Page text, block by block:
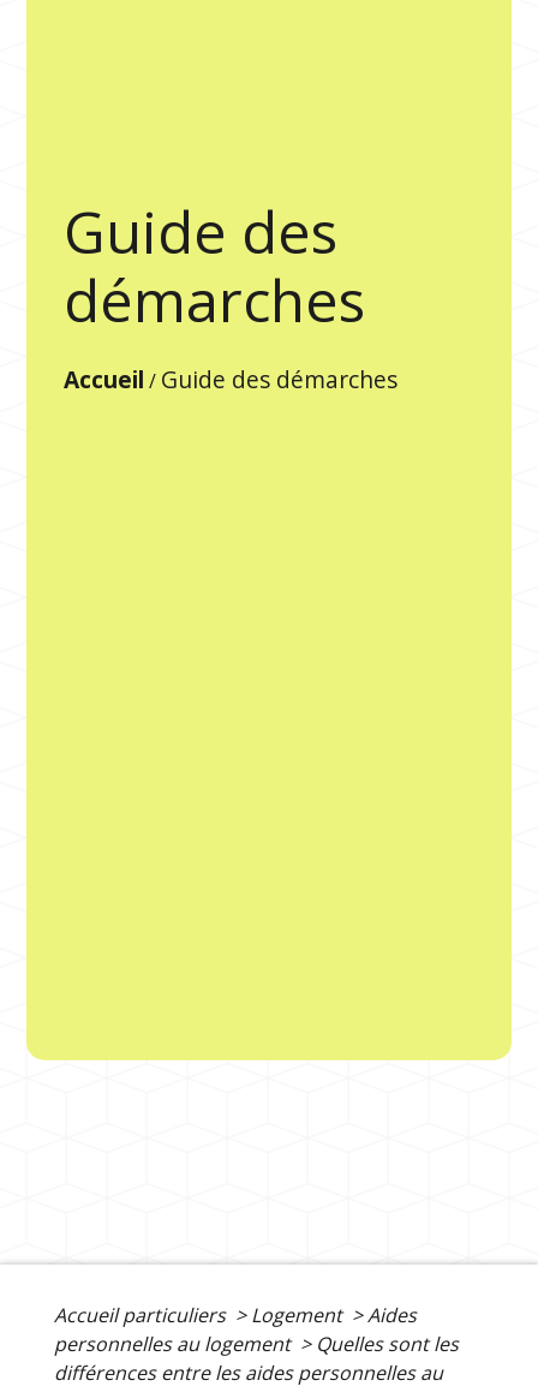
Guide des
démarches
Accueil / Guide des démarches
Accueil particuliers > Logement >Aides
personnelles au logement > Quelles sont les
différences entre les aides personnelles au